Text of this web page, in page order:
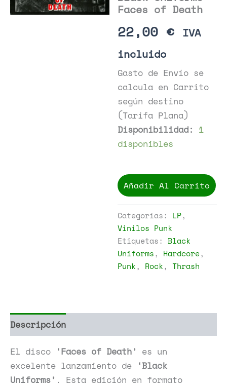
Faces of Death
22,00 € IVA
incluido
Gasto de Envío se
calcula en Carrito
según destino
(Tarifa Plana)
Disponibilidad: 1
disponibles
Uniforms
-
of
Death
cantidad
Añadir Al Carrito
Categorías: LP,
Vinilos Punk
Etiquetas:Black
Uniforms, Hardcore,
Punk, Rock,Thrash
Descripción
El disco ‘Faces of Death’ es un
excelente lanzamiento de ‘Black
Uniforms’ . Esta edición en formato